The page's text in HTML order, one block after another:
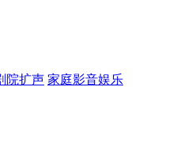
院扩声 家庭影音娱乐